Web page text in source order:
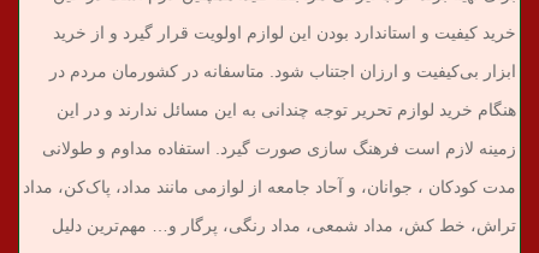
خرید کیفیت و استاندارد بودن این لوازم اولویت قرار گیرد و از خرید
ابزار بی‌کیفیت و ارزان اجتناب شود. متاسفانه در کشورمان مردم در
هنگام خرید لوازم تحریر توجه چندانی به این مسائل ندارند و در این
زمینه لازم است فرهنگ سازی صورت گیرد. استفاده‌ مداوم و طولانی
مدت کودکان ، جوانان، و آحاد جامعه از لوازمی مانند مداد، پاک‌کن، مداد
تراش، خط کش، مداد شمعی، مداد رنگی، پرگار و… مهم‌ترین دلیل